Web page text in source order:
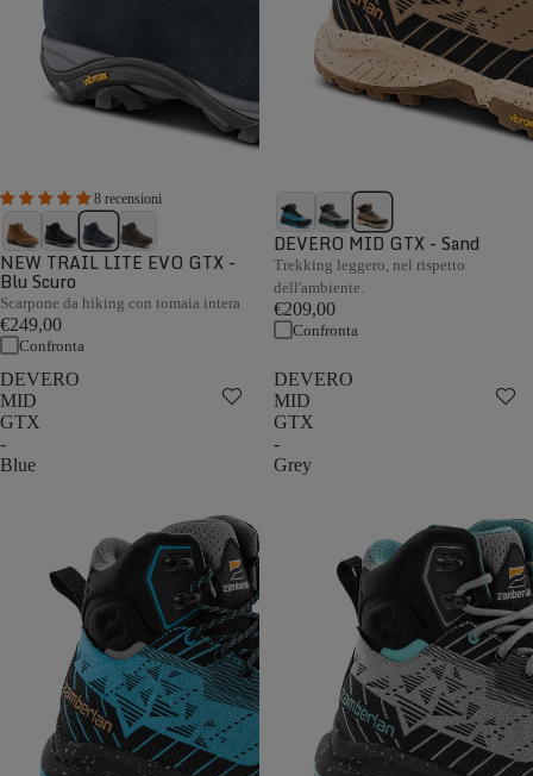
8 recensioni
NEW TRAIL LITE EVO GTX -
Blu Scuro
Scarpone da hiking con tomaia intera
€249,00
Confronta
DEVERO MID GTX - Sand
Trekking leggero, nel rispetto
dell'ambiente.
€209,00
Confronta
DEVERO
MID
GTX
-
Blue
DEVERO
MID
GTX
-
Grey